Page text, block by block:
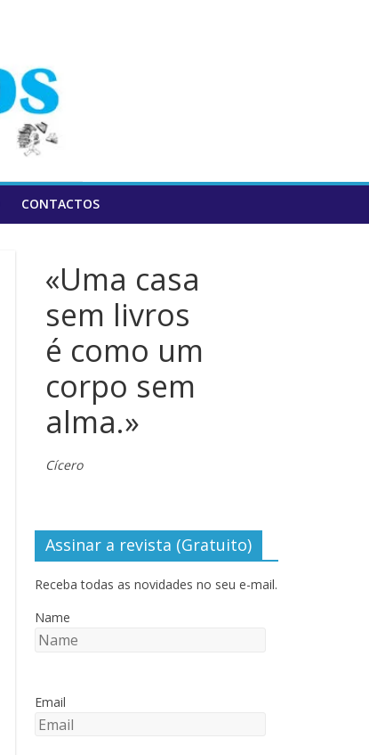
CONTACTOS
«Uma casa
sem livros
é como um
corpo sem
alma.»
Cícero
Assinar a revista (Gratuito)
Receba todas as novidades no seu e-mail.
Name
Email